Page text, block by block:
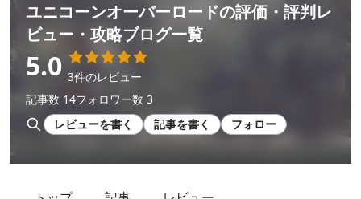
ユニコーンオーバーロードの評価・評判レ
ビュー・攻略ブログ一覧
5.0 3件のレビュー
記事数 14フォロワー数 3
レビューを書く
記事を書く フォロー